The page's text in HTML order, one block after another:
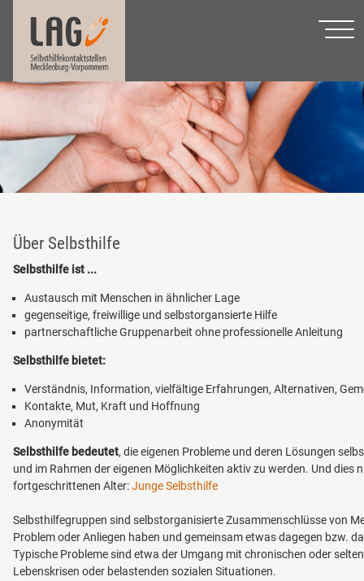
Über Selbsthilfe
Selbsthilfe ist ...
Austausch mit Menschen in ähnlicher Lage
gegenseitige, freiwillige und selbstorgansierte Hilfe
partnerschaftliche Gruppenarbeit ohne professionelle Anleitung
Selbsthilfe bietet:
Verständnis, Information, vielfältige Erfahrungen, Alternativen,
Kontakte, Mut, Kraft und Hoffnung
Anonymität
Selbsthilfe bedeutet, die eigenen Probleme und deren Lösungen
und im Rahmen der eigenen Möglichkeiten aktiv zu werden. Und dies
fortgeschrittenen Alter:Junge Selbsthilfe
Selbsthilfegruppen sind selbstorganisierte Zusammenschlüsse von
Problem oder Anliegen haben und gemeinsam etwas dagegen bzw.
Typische Probleme sind etwa der Umgang mit chronischen oder
Lebenskrisen oder belastenden sozialen Situationen.